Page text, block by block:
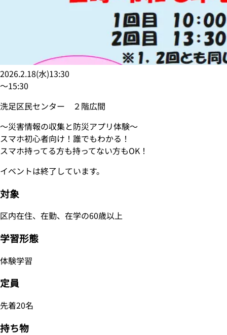
2026.2.18(水)13:30
〜15:30
洗足区民センター ２階広間
～災害情報の収集と防災アプリ体験～
スマホ初心者向け！誰でもわかる！
スマホ持ってる方も持ってない方もOK！
イベントは終了しています。
対象
区内在住、在勤、在学の60歳以上
学習形態
体験学習
定員
先着20名
持ち物